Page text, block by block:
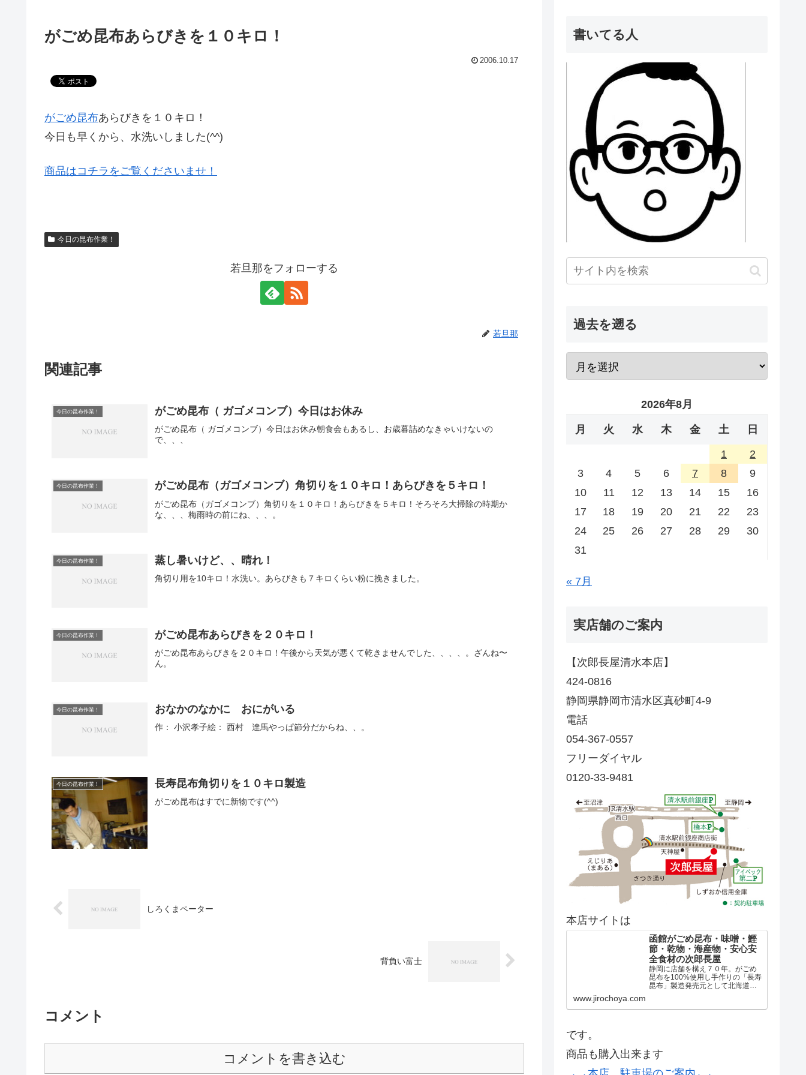
がごめ昆布あらびきを１０キロ！
2006.10.17
がごめ昆布あらびきを１０キロ！
今日も早くから、水洗いしました(^^)
商品はコチラをご覧くださいませ！
今日の昆布作業！
若旦那をフォローする
若旦那
関連記事
今日の昆布作業！ がごめ昆布（ ガゴメコンブ）今日はお休み
がごめ昆布（ ガゴメコンブ）今日はお休み朝食会もあるし、お歳暮詰めなきゃいけないの
で、、、
今日の昆布作業！ がごめ昆布（ガゴメコンブ）角切りを１０キロ！あらびきを５キロ！
がごめ昆布（ガゴメコンブ）角切りを１０キロ！あらびきを５キロ！そろそろ大掃除の時期か
な、、、梅雨時の前にね、、、。
今日の昆布作業！ 蒸し暑いけど、、晴れ！
角切り用を10キロ！水洗い。あらびきも７キロくらい粉に挽きました。
今日の昆布作業！ がごめ昆布あらびきを２０キロ！
がごめ昆布あらびきを２０キロ！午後から天気が悪くて乾きませんでした、、、、。ざんね〜
ん。
今日の昆布作業！ おなかのなかに おにがいる
作： 小沢孝子絵： 西村 達馬やっぱ節分だからね、、。
今日の昆布作業！ 長寿昆布角切りを１０キロ製造
がごめ昆布はすでに新物です(^^)
しろくまペーター
背負い富士
コメント
コメントを書き込む
書いてる人
過去を遡る
2026年8月
月 火 水 木 金 土 日
1
2
3
4 5 6 7 8
9
10
11 12 13 14 15
16
17
18 19 20 21 22
23
24
25 26 27 28 29
30
31
« 7月
実店舗のご案内
【次郎長屋清水本店】
424-0816
静岡県静岡市清水区真砂町4-9
電話
054-367-0557
フリーダイヤル
0120-33-9481
本店サイトは
函館がごめ昆布・味噌・鰹
節・乾物・海産物・安心安
全食材の次郎長屋
静岡に店舗を構え７０年。がごめ
昆布を100%使用し手作りの「長寿
昆布」製造発売元として北海道の
とより、全国の乾物や美味しいも
www.jirochoya.com
です。
商品も購入出来ます